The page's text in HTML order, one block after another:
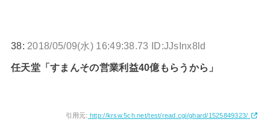
38: 2018/05/09(水) 16:49:38.73 ID:JJsInx8ld
任天堂「すまんその営業利益40億もらうから」
引用元: http://krsw.5ch.net/test/read.cgi/ghard/1525849323/